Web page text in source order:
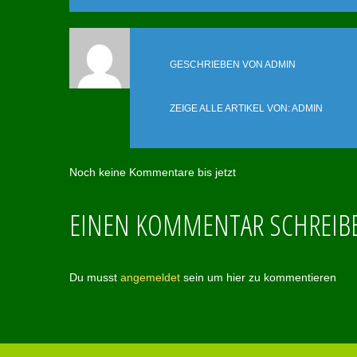
GESCHRIEBEN VON ADMIN
ZEIGE ALLE ARTIKEL VON:ADMIN
Noch keine Kommentare bis jetzt
EINEN KOMMENTAR
Du musst angemeldet sein um hier zu kommentieren